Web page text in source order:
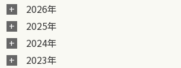
2026年
2025年
2024年
2023年